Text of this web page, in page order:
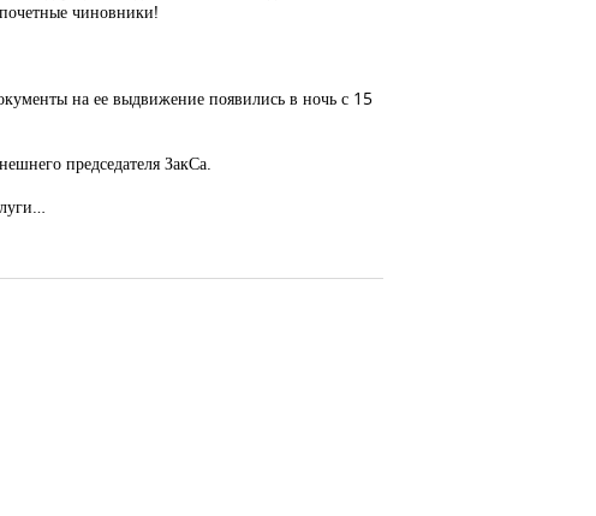
чиновники!
на ее выдвижение появились в ночь с 15
председателя ЗакСа.